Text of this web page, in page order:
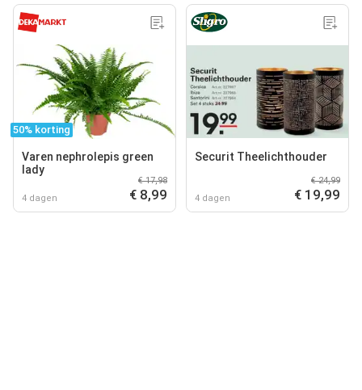
50% korting
Varen nephrolepis green
lady
4 dagen
€ 17,98
€ 8,99
Securit Theelichthouder
4 dagen
€ 24,99
€ 19,99